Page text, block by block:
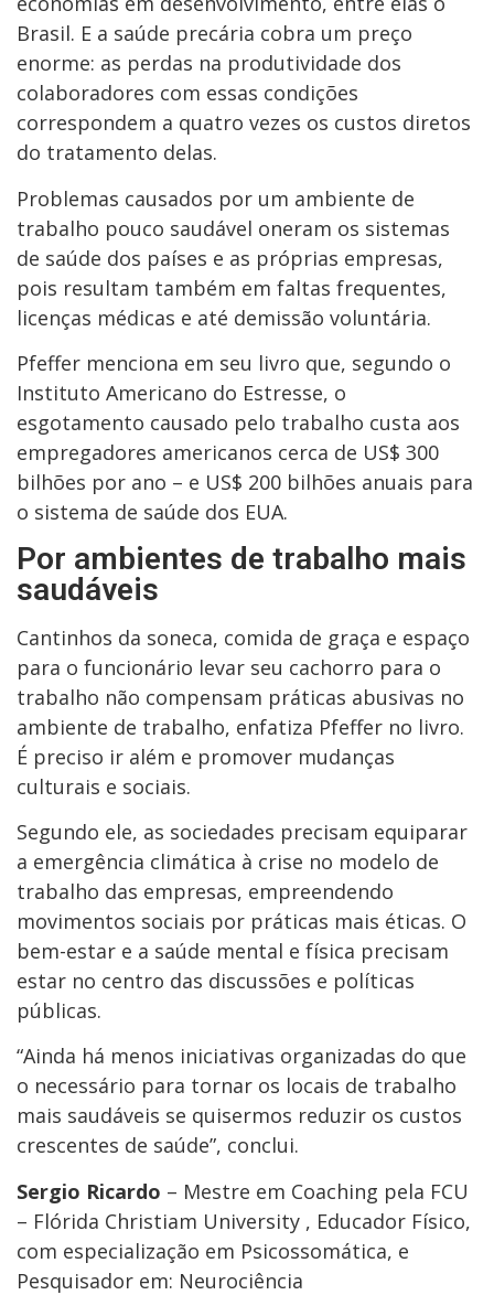
Brasil. E a saúde precária cobra um preço
enorme: as perdas na produtividade dos
colaboradores com essas condições
correspondem a quatro vezes os custos diretos
do tratamento delas.
Problemas causados por um ambiente de
trabalho pouco saudável oneram os sistemas
de saúde dos países e as próprias empresas,
pois resultam também em faltas frequentes,
licenças médicas e até demissão voluntária.
Pfeffer menciona em seu livro que, segundo o
Instituto Americano do Estresse, o
esgotamento causado pelo trabalho custa aos
empregadores americanos cerca de US$ 300
bilhões por ano – e US$ 200 bilhões anuais para
o sistema de saúde dos EUA.
Por ambientes de trabalho mais
saudáveis
Cantinhos da soneca, comida de graça e espaço
para o funcionário levar seu cachorro para o
trabalho não compensam práticas abusivas no
ambiente de trabalho, enfatiza Pfeffer no livro.
É preciso ir além e promover mudanças
culturais e sociais.
Segundo ele, as sociedades precisam equiparar
a emergência climática à crise no modelo de
trabalho das empresas, empreendendo
movimentos sociais por práticas mais éticas. O
bem-estar e a saúde mental e física precisam
estar no centro das discussões e políticas
públicas.
“Ainda há menos iniciativas organizadas do que
o necessário para tornar os locais de trabalho
mais saudáveis ​se quisermos reduzir os custos
crescentes de saúde”, conclui.
Sergio Ricardo – Mestre em Coaching pela FCU
– Flórida Christiam University , Educador Físico,
com especialização em Psicossomática, e
Pesquisador em: Neurociência